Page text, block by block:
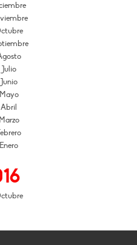
Julio
Junio
Mayo
Abril
Marzo
Enero